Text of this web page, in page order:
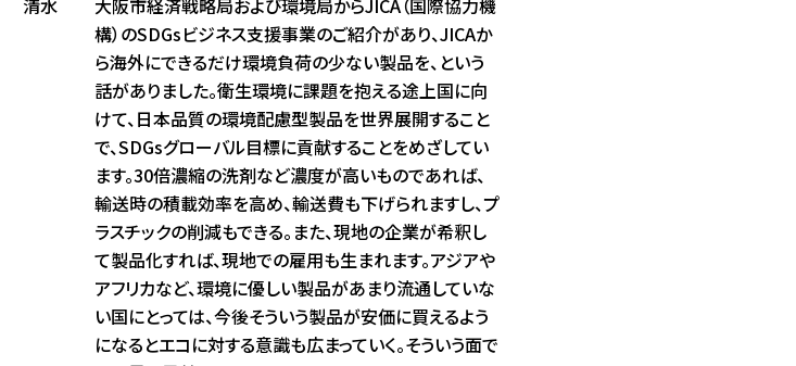
清水
大阪市経済戦略局および環境局からJICA（国際協力機
構）のSDGsビジネス支援事業のご紹介があり、JICAか
ら海外にできるだけ環境負荷の少ない製品を、という
話がありました。衛生環境に課題を抱える途上国に向
けて、日本品質の環境配慮型製品を世界展開すること
で、SDGsグローバル目標に貢献することをめざしてい
ます。30倍濃縮の洗剤など濃度が高いものであれば、
輸送時の積載効率を高め、輸送費も下げられますし、プ
ラスチックの削減もできる。また、現地の企業が希釈し
て製品化すれば、現地での雇用も生まれます。アジアや
アフリカなど、環境に優しい製品があまり流通していな
い国にとっては、今後そういう製品が安価に買えるよう
になるとエコに対する意識も広まっていく。そういう面で